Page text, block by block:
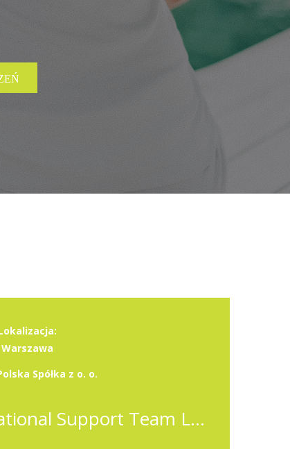
Warszawa
Spółka z o. o.
Finance and Operational Support Team Leader (K/M/X)